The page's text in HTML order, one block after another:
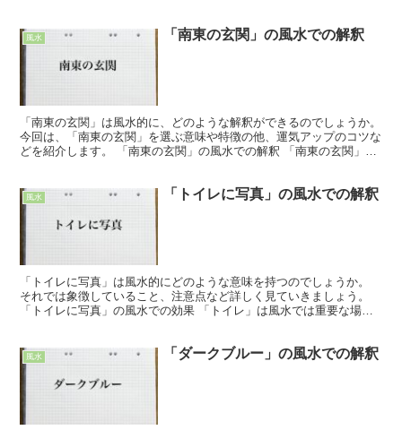
風水 「南東の玄関」の風水での解釈
「南東の玄関」は風水的に、どのような解釈ができるのでしょうか。
今回は、「南東の玄関」を選ぶ意味や特徴の他、運気アップのコツな
どを紹介します。 「南東の玄関」の風水での解釈 「南東の玄関」は
風水 「トイレに写真」の風水での解釈
「トイレに写真」は風水的にどのような意味を持つのでしょうか。
それでは象徴していること、注意点など詳しく見ていきましょう。
「トイレに写真」の風水での効果 「トイレ」は風水では重要な場所
風水 「ダークブルー」の風水での解釈